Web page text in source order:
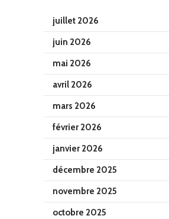
juillet 2026
juin 2026
mai 2026
avril 2026
mars 2026
février 2026
janvier 2026
décembre 2025
novembre 2025
octobre 2025